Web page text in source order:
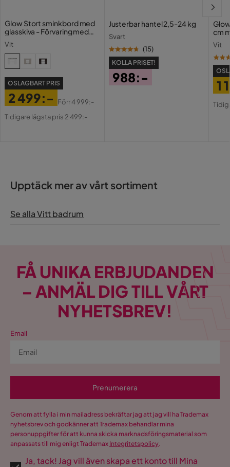
Plywood:
Glas:
Glow Stort sminkbord med
glasskiva - Förvaring med
Vit
OSLAGBART PRIS
Pris
2 499:-
Original
Förr4 999:-
Tidigare lägsta pris 2 499:-
Justerbar hantel 2,5-24 kg
Svart
(15)
KOLLA PRISET!
988:-
cm
Vit
1
Upptäck mer av vårt sortiment
Se alla Vitt badrum
FÅ UNIKA ERBJUDANDEN
– ANMÄL DIG TILL VÅRT
NYHETSBREV!
Email
Prenumerera
Genom att fylla i min mailadress bekräftar jag att jag vill ha Trademax
nyhetsbrev och godkänner att Trademax behandlar mina
personuppgifter för att kunna skicka marknadsföringsmaterial som
anpassats till mig enligt Trademax Integritetspolicy.
Ja, tack! Jag vill även skapa ett konto till Mina